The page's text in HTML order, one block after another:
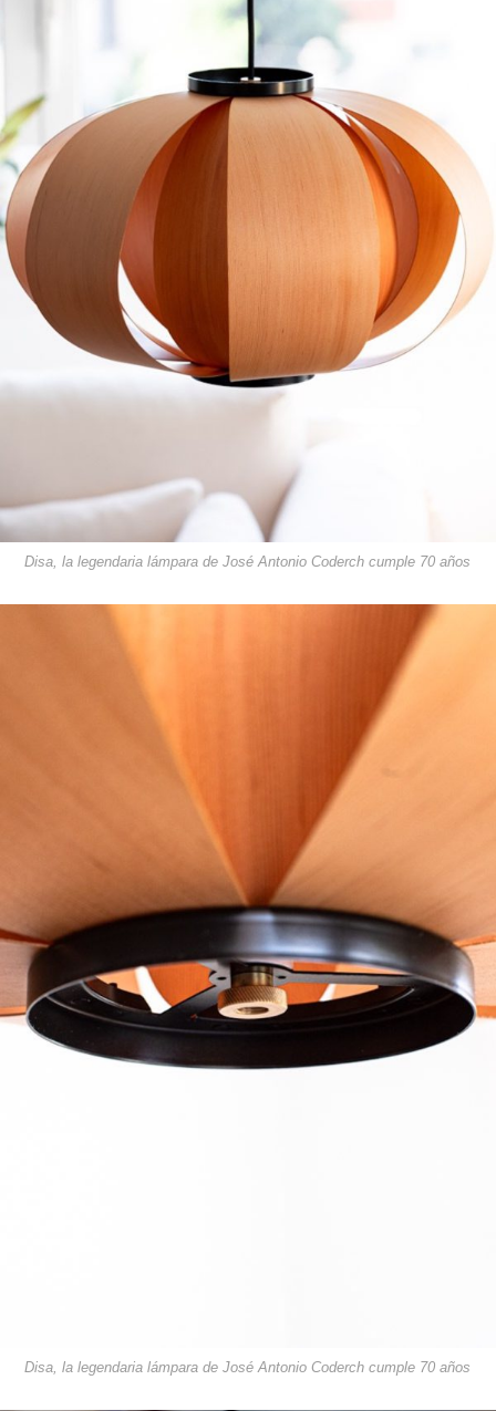
Disa, la legendaria lámpara de José Antonio Coderch cumple 70 años
Disa, la legendaria lámpara de José Antonio Coderch cumple 70 años